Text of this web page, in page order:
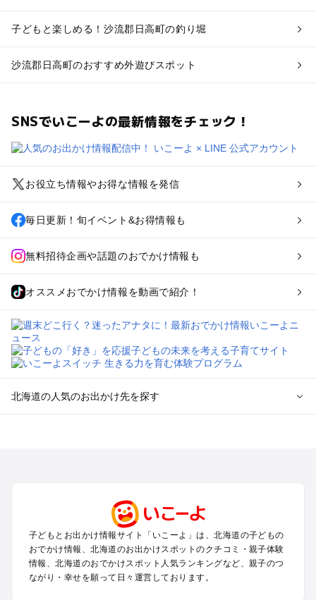
子どもと楽しめる！沙流郡日高町の釣り堀
沙流郡日高町のおすすめ外遊びスポット
SNSでいこーよの最新情報をチェック！
お役立ち情報やお得な情報を発信
毎日更新！旬イベント&お得情報も
無料招待企画や話題のおでかけ情報も
オススメおでかけ情報を動画で紹介！
北海道の人気のお出かけ先を探す
函館・湯の川温泉・大沼・松前のプールお出かけ
帯広・十勝・サホロ・狩勝高原のプールお出かけ
千歳・石狩・空知・美唄のプールお出かけ
小樽・積丹・キロロのプールお出かけ
富良野・美瑛・トマム・占冠のプールお出かけ
子どもとお出かけ情報サイト「いこーよ」は、北海道の子どもの
おでかけ情報、北海道のお出かけスポットのクチコミ・親子体験
情報、北海道のおでかけスポット人気ランキングなど、親子のつ
ながり・幸せを願って日々運営しております。